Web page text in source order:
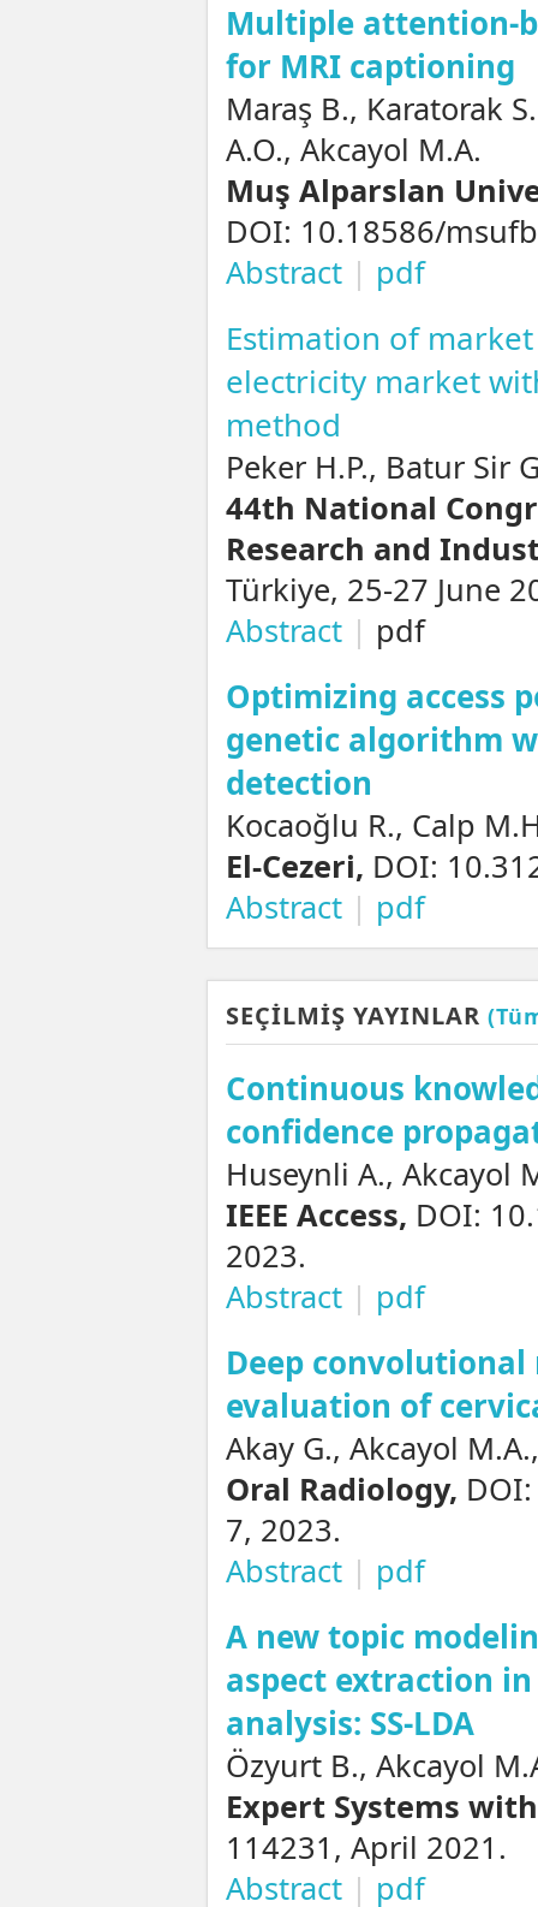
Multiple attention-
for MRI captioning
Maraş B., Karatorak
A.O., Akcayol M.A.
Muş Alparslan
DOI: 10.18586/
Abstract | pdf
Estimation of
electricity market
method
Peker H.P., Batur Sir
44th National
Research and
Türkiye, 25-27 June
Abstract | pdf
Optimizing access
genetic algorithm
detection
Kocaoğlu R., Calp
El-Cezeri, DOI:
Abstract | pdf
SEÇİLMİŞ YAYINLAR
Continuous
confidence
Huseynli A., Akcayol
IEEE Access, DOI:
2023.
Abstract | pdf
Deep
evaluation of
Akay G., Akcayol
Oral Radiology,
7, 2023.
Abstract | pdf
A new topic
aspect extraction
analysis: SS-LDA
Özyurt B., Akcayol
Expert Systems
114231, April 2021.
Abstract | pdf